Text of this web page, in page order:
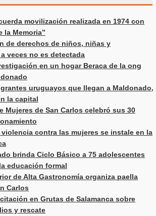
movilización realizada en 1974 con
la Memoria”
de derechos de niños, niñas y
veces no es detectada
en un hogar Beraca de la ong
uruguayos que llegan a Maldonado,
la capital
Mujeres de San Carlos celebró sus 30
violencia contra las mujeres se instale en la
brinda Ciclo Básico a 75 adolescentes
educación formal
de Alta Gastronomía organiza paella
Carlos
en Grutas de Salamanca sobre
y rescate